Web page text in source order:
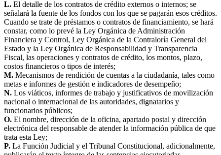
L. El detalle de los contratos de crédito externos o internos; se
señalará la fuente de los fondos con los que se pagarán esos créditos.
Cuando se trate de préstamos o contratos de financiamiento, se hará
constar, como lo prevé la Ley Orgánica de Administración
Financiera y Control, Ley Orgánica de la Contraloría General del
Estado y la Ley Orgánica de Responsabilidad y Transparencia
Fiscal, las operaciones y contratos de crédito, los montos, plazo,
costos financieros o tipos de interés;
M. Mecanismos de rendición de cuentas a la ciudadanía, tales como
metas e informes de gestión e indicadores de desempeño;
N. Los viáticos, informes de trabajo y justificativos de movilización
nacional o internacional de las autoridades, dignatarios y
funcionarios públicos;
O. El nombre, dirección de la oficina, apartado postal y dirección
electrónica del responsable de atender la información pública de que
trata esta Ley;
P. La Función Judicial y el Tribunal Constitucional, adicionalmente,